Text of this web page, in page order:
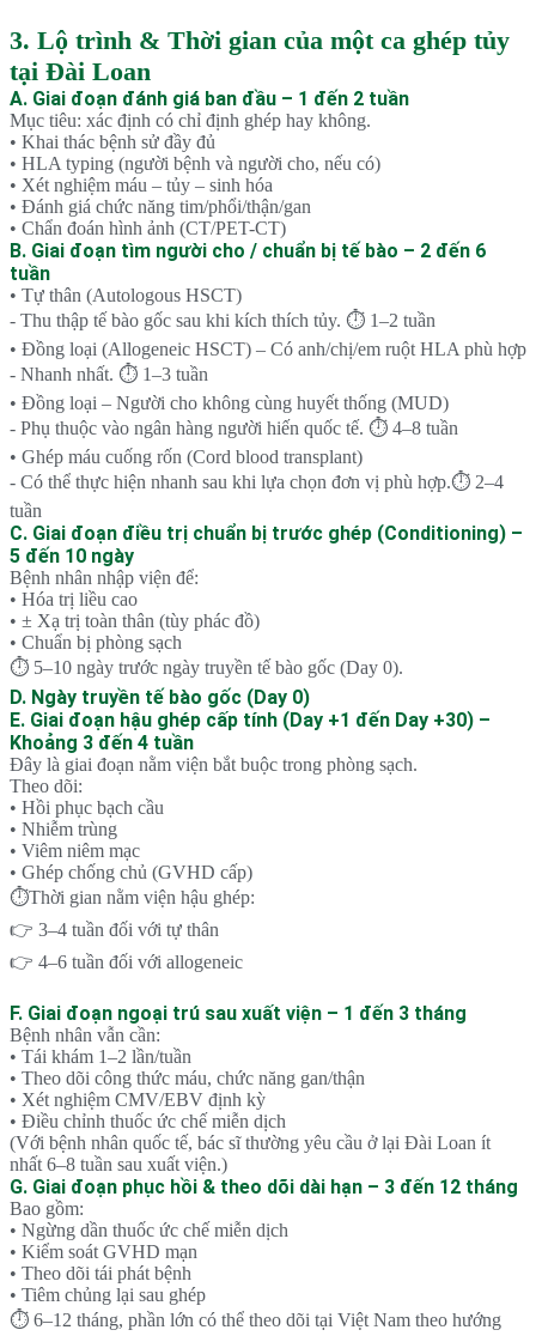
3. Lộ trình & Thời gian của một ca ghép tủy
tại Đài Loan
A. Giai đoạn đánh giá ban đầu – 1 đến 2 tuần
Mục tiêu: xác định có chỉ định ghép hay không.
• Khai thác bệnh sử đầy đủ
• HLA typing (người bệnh và người cho, nếu có)
• Xét nghiệm máu – tủy – sinh hóa
• Đánh giá chức năng tim/phổi/thận/gan
• Chẩn đoán hình ảnh (CT/PET-CT)
B. Giai đoạn tìm người cho / chuẩn bị tế bào – 2 đến 6
tuần
• Tự thân (Autologous HSCT)
- Thu thập tế bào gốc sau khi kích thích tủy. ⏱ 1–2 tuần
• Đồng loại (Allogeneic HSCT) – Có anh/chị/em ruột HLA phù hợp
- Nhanh nhất. ⏱ 1–3 tuần
• Đồng loại – Người cho không cùng huyết thống (MUD)
- Phụ thuộc vào ngân hàng người hiến quốc tế. ⏱ 4–8 tuần
• Ghép máu cuống rốn (Cord blood transplant)
- Có thể thực hiện nhanh sau khi lựa chọn đơn vị phù hợp.⏱ 2–4
tuần
C. Giai đoạn điều trị chuẩn bị trước ghép (Conditioning) –
5 đến 10 ngày
Bệnh nhân nhập viện để:
• Hóa trị liều cao
• ± Xạ trị toàn thân (tùy phác đồ)
• Chuẩn bị phòng sạch
⏱ 5–10 ngày trước ngày truyền tế bào gốc (Day 0).
D. Ngày truyền tế bào gốc (Day 0)
E. Giai đoạn hậu ghép cấp tính (Day +1 đến Day +30) –
Khoảng 3 đến 4 tuần
Đây là giai đoạn nằm viện bắt buộc trong phòng sạch.
Theo dõi:
• Hồi phục bạch cầu
• Nhiễm trùng
• Viêm niêm mạc
• Ghép chống chủ (GVHD cấp)
⏱Thời gian nằm viện hậu ghép:
👉 3–4 tuần đối với tự thân
👉 4–6 tuần đối với allogeneic
F. Giai đoạn ngoại trú sau xuất viện – 1 đến 3 tháng
Bệnh nhân vẫn cần:
• Tái khám 1–2 lần/tuần
• Theo dõi công thức máu, chức năng gan/thận
• Xét nghiệm CMV/EBV định kỳ
• Điều chỉnh thuốc ức chế miễn dịch
(Với bệnh nhân quốc tế, bác sĩ thường yêu cầu ở lại Đài Loan ít
nhất 6–8 tuần sau xuất viện.)
G. Giai đoạn phục hồi & theo dõi dài hạn – 3 đến 12 tháng
Bao gồm:
• Ngừng dần thuốc ức chế miễn dịch
• Kiểm soát GVHD mạn
• Theo dõi tái phát bệnh
• Tiêm chủng lại sau ghép
⏱ 6–12 tháng, phần lớn có thể theo dõi tại Việt Nam theo hướng